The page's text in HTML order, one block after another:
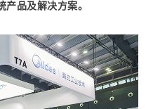
品及解决方案。